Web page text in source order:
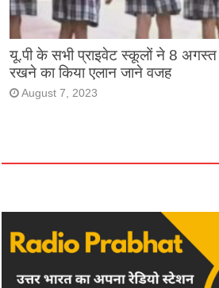
यू.पी के सभी प्राइवेट स्कूलों ने 8
रखने का किया एलान जाने वजह
August 7, 2023